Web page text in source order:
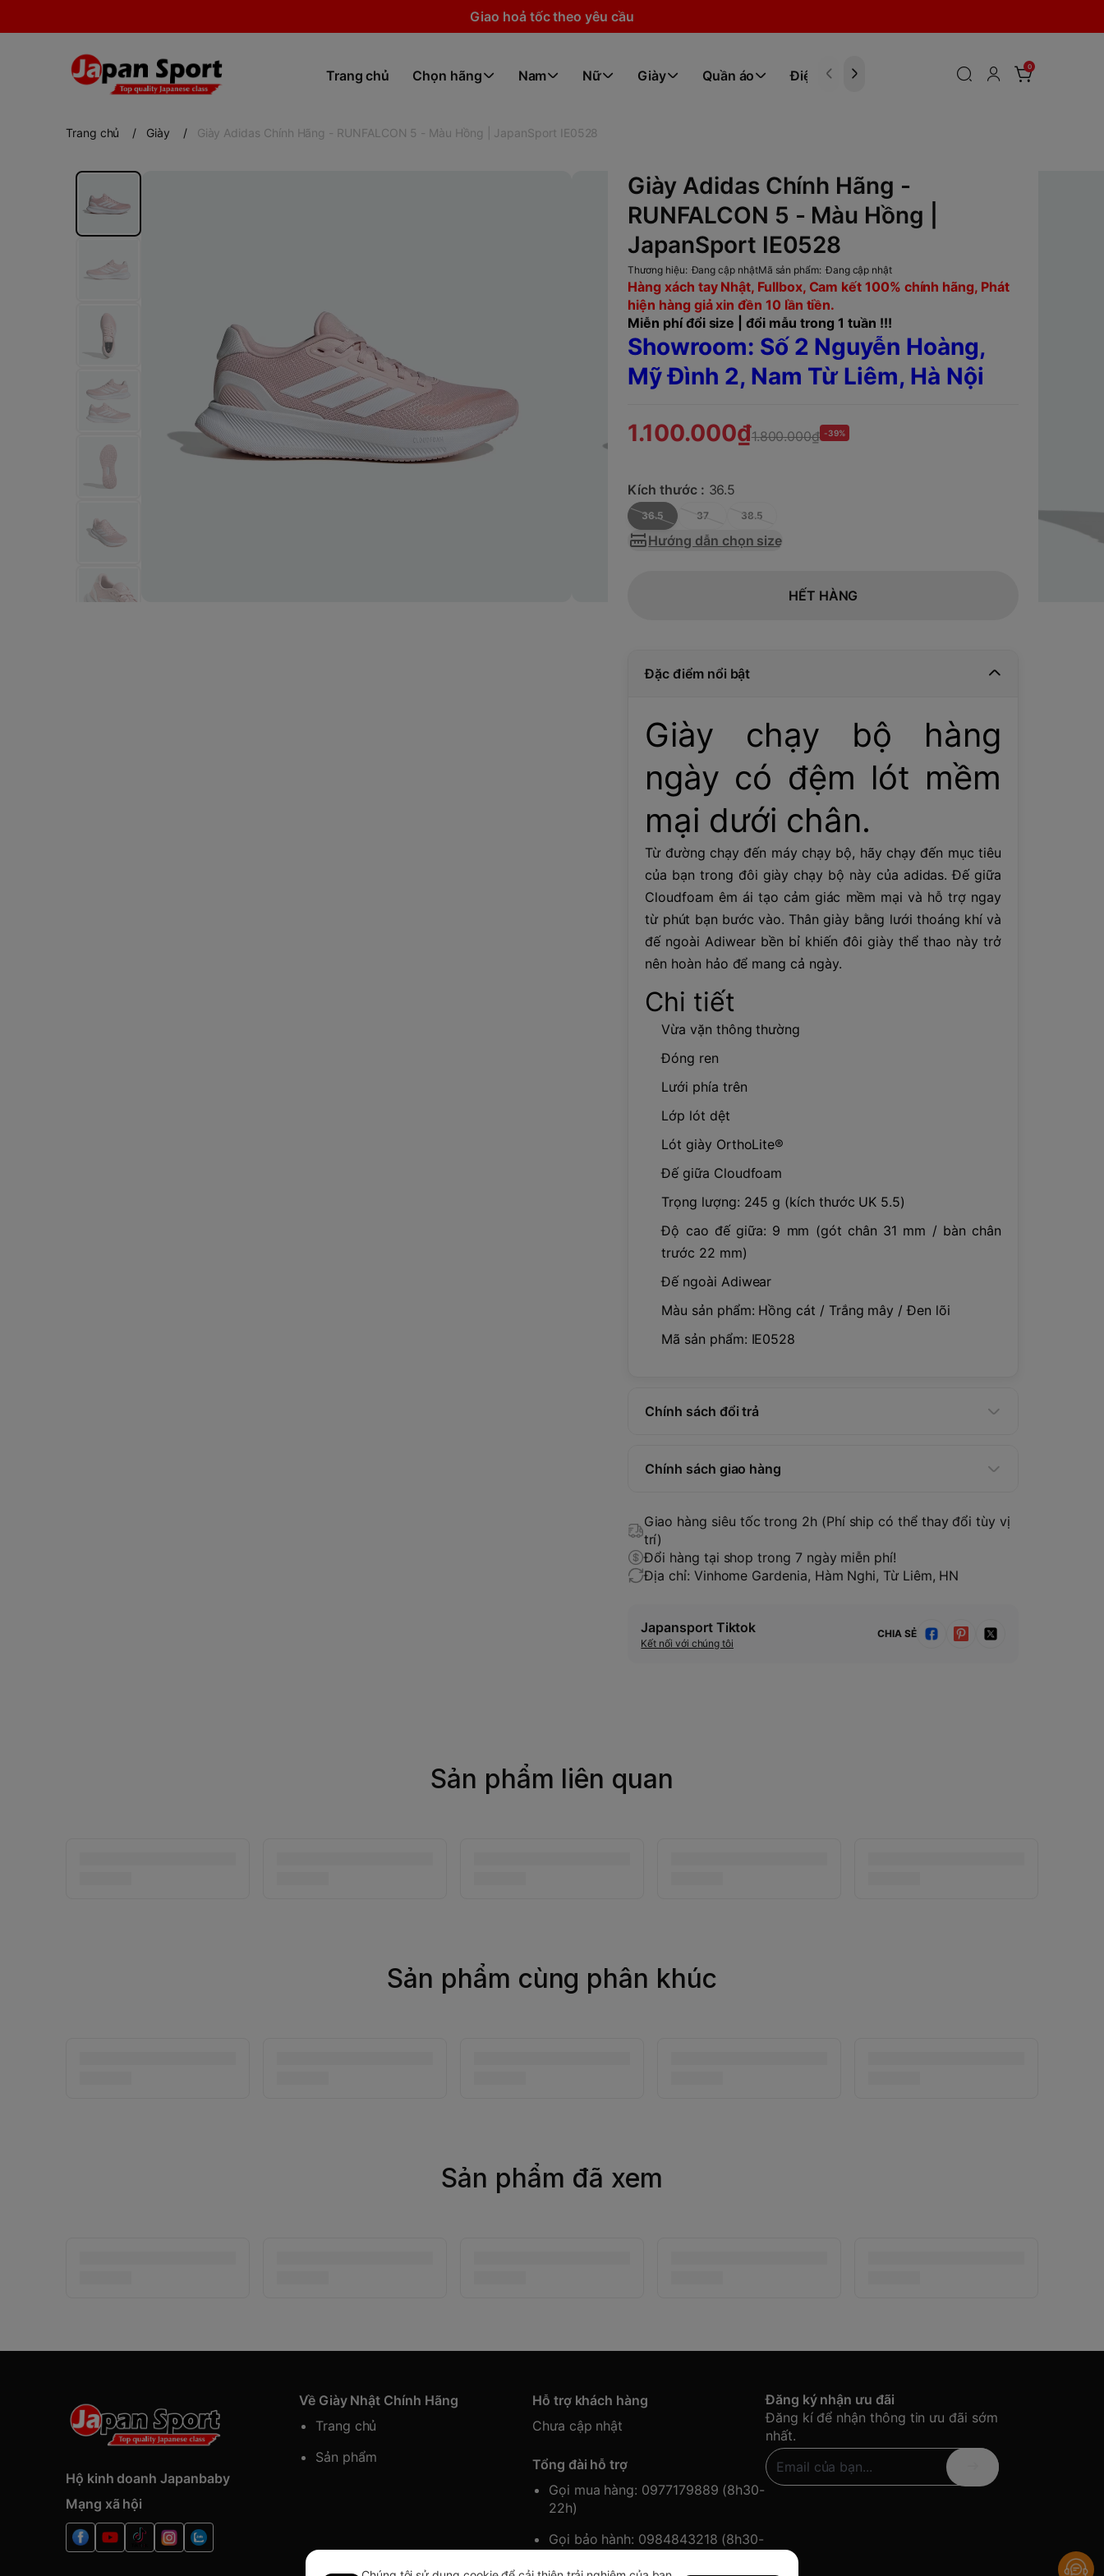
Giao hoả tốc theo yêu cầu
Trang chủ Chọn hãng Nam Nữ Giày Quần áo Điện tử
0
Trang chủ / Giày / Giày Adidas Chính Hãng - RUNFALCON 5 - Màu Hồng | JapanSport IE0528
Giày Adidas Chính Hãng -
RUNFALCON 5 - Màu Hồng |
JapanSport IE0528
Thương hiệu: Đang cập nhậtMã sản phẩm: Đang cập nhật
Hàng xách tay Nhật, Fullbox, Cam kết 100% chính hãng, Phát
hiện hàng giả xin đền 10 lần tiền.
Miễn phí đổi size | đổi mẫu trong 1 tuần !!!
Showroom: Số 2 Nguyễn Hoàng,
Mỹ Đình 2, Nam Từ Liêm, Hà Nội
1.100.000₫1.800.000₫ -39%
Kích thước : 36.5
36.5 37 38.5
Hướng dẫn chọn size
HẾT HÀNG
Đặc điểm nổi bật
Giày chạy bộ hàng
ngày có đệm lót mềm
mại dưới chân.
Từ đường chạy đến máy chạy bộ, hãy chạy đến mục tiêu
của bạn trong đôi giày chạy bộ này của adidas. Đế giữa
Cloudfoam êm ái tạo cảm giác mềm mại và hỗ trợ ngay
từ phút bạn bước vào. Thân giày bằng lưới thoáng khí và
đế ngoài Adiwear bền bỉ khiến đôi giày thể thao này trở
nên hoàn hảo để mang cả ngày.
Chi tiết
Vừa vặn thông thường
Đóng ren
Lưới phía trên
Lớp lót dệt
Lót giày OrthoLite®
Đế giữa Cloudfoam
Trọng lượng: 245 g (kích thước UK 5.5)
Độ cao đế giữa: 9 mm (gót chân 31 mm / bàn chân
trước 22 mm)
Đế ngoài Adiwear
Màu sản phẩm: Hồng cát / Trắng mây / Đen lõi
Mã sản phẩm: IE0528
Chính sách đổi trả
Chính sách giao hàng
Giao hàng siêu tốc trong 2h (Phí ship có thể thay đổi tùy vị
trí)
Đổi hàng tại shop trong 7 ngày miễn phí!
Địa chỉ: Vinhome Gardenia, Hàm Nghi, Từ Liêm, HN
Japansport Tiktok
Kết nối với chúng tôi
CHIA SẺ
Sản phẩm liên quan
Sản phẩm cùng phân khúc
Sản phẩm đã xem
Hộ kinh doanh Japanbaby
Mạng xã hội
Về Giày Nhật Chính Hãng
Trang chủ
Sản phẩm
Hỗ trợ khách hàng
Chưa cập nhật
Tổng đài hỗ trợ
Gọi mua hàng: 0977179889 (8h30-
22h)
Gọi bảo hành: 0984843218 (8h30-
Đăng ký nhận ưu đãi
Đăng kí để nhận thông tin ưu đãi sớm
nhất.